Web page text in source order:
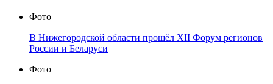
Фото
В Нижегородской области прошёл XII Форум регионов
России и Беларуси
Фото